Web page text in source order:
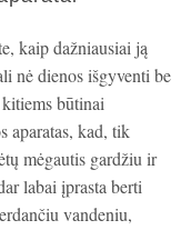
kaip dažniausiai ją
nė dienos išgyventi be
būtinai
aparatas, kad, tik
mėgautis gardžiu ir
labai įprasta berti
vandeniu,